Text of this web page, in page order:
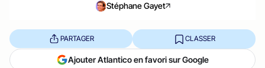
Stéphane Gayet
PARTAGER CLASSER
Ajouter Atlantico en favori sur Google